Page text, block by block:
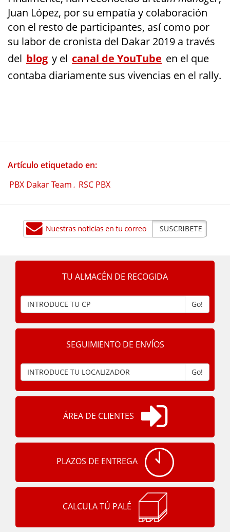
Juan López, por su empatía y colaboración
con el resto de participantes, así como por
su labor de cronista del Dakar 2019 a través
del blog y el canal de YouTube en el que
contaba diariamente sus vivencias en el rally.
Artículo etiquetado en:
PBX Dakar Team , RSC PBX
TU ALMACÉN DE RECOGIDA
Go!
SEGUIMIENTO DE ENVÍOS
Go!
ÁREA DE CLIENTES
PLAZOS DE ENTREGA
CALCULA TÚ PALÉ